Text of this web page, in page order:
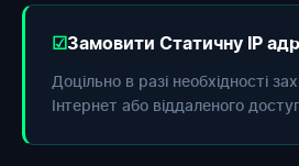
Замовити Статичну IP
Доцільно в разі необхідності
Інтернет або віддаленого